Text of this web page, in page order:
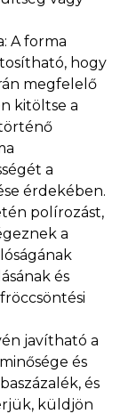
A forma
hogy
megfelelő
kitöltse a
a
érdekében.
polírozást,
a
és
javítható a
és
és
küldjön